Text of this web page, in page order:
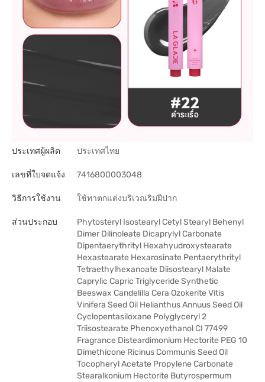
ประเทศผู้ผลิต ประเทศไทย
เลขที่ใบจดแจ้ง 7416800003048
วิธีการใช้งาน ใช้ทาตกแต่งบริเวณริมฝีปาก
ส่วนประกอบ
Phytosteryl Isostearyl Cetyl Stearyl Behenyl
Dimer Dilinoleate Dicaprylyl Carbonate
Dipentaerythrityl Hexahyudroxystearate
Hexastearate Hexarosinate Pentaerythrityl
Tetraethylhexanoate Diisostearyl Malate
Caprylic Capric Triglyceride Synthetic
Beeswax Candelilla Cera Ozokerite Vitis
Vinifera Seed Oil Helianthus Annuus Seed Oil
Cyclopentasiloxane Polyglyceryl 2
Triisostearate Phenoxyethanol CI 77499
Fragrance Disteardimonium Hectorite PEG 10
Dimethicone Ricinus Communis Seed Oil
Tocopheryl Acetate Propylene Carbonate
Stearalkonium Hectorite Butyrospermum